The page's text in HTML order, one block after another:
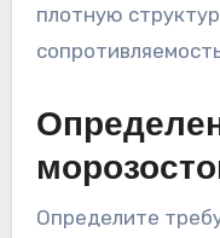
плотную
Определите